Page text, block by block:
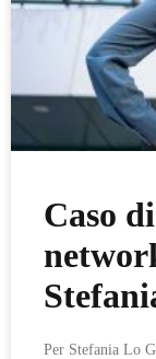
Caso
Per Stefania Lo